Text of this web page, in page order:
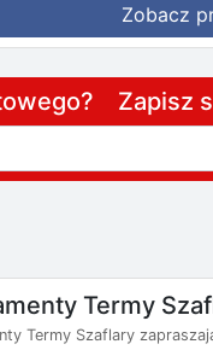
Zobacz
Zapisz
Termy
Termy Szaflary